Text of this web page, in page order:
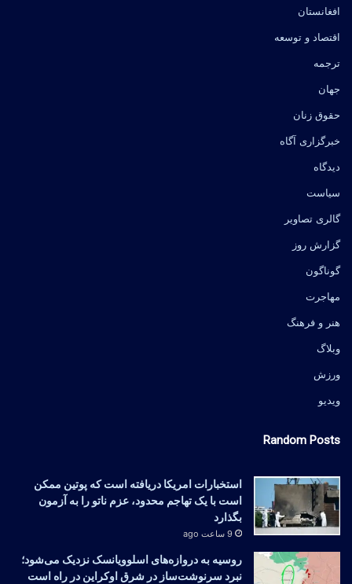
افغانستان
اقتصاد و توسعه
ترجمه
جهان
حقوق زنان
خبرگزاری آگاه
دیدگاه
سیاست
گالری تصاویر
گزارش روز
گوناگون
مهاجرت
هنر و فرهنگ
وبلاگ
ورزش
ویدیو
Random Posts
استخبارات امریکا دریافته است که پوتین ممکن
است با یک تهاجم محدود، عزم ناتو را به آزمون
بگذارد
9 ساعت ago
روسیه به دروازه‌های اسلوویانسک نزدیک می‌شود؛
نبرد سرنوشت‌ساز در شرق اوکراین در راه است